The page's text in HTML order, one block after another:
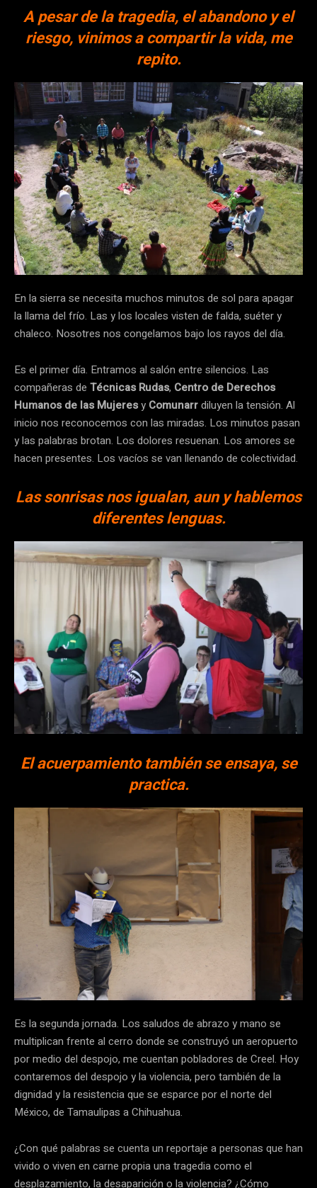
A pesar de la tragedia, el abandono y el
riesgo, vinimos a compartir la vida, me
repito.
En la sierra se necesita muchos minutos de sol para apagar
la llama del frío. Las y los locales visten de falda, suéter y
chaleco. Nosotres nos congelamos bajo los rayos del día.
Es el primer día. Entramos al salón entre silencios. Las
compañeras de Técnicas Rudas, Centro de Derechos
Humanos de las Mujeresy Comunarrdiluyen la tensión. Al
inicio nos reconocemos con las miradas. Los minutos pasan
y las palabras brotan. Los dolores resuenan. Los amores se
hacen presentes. Los vacíos se van llenando de colectividad.
Las sonrisas nos igualan, aun y hablemos
diferentes lenguas.
El acuerpamiento también se ensaya, se
practica.
Es la segunda jornada. Los saludos de abrazo y mano se
multiplican frente al cerro donde se construyó un aeropuerto
por medio del despojo, me cuentan pobladores de Creel. Hoy
contaremos del despojo y la violencia, pero también de la
dignidad y la resistencia que se esparce por el norte del
México, de Tamaulipas a Chihuahua.
¿Con qué palabras se cuenta un reportaje a personas que han
vivido o viven en carne propia una tragedia como el
desplazamiento, la desaparición o la violencia? ¿Cómo